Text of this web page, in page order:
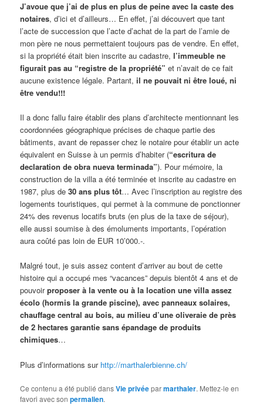
J’avoue que j’ai de plus en plus de peine avec la caste des
notaires, d’ici et d’ailleurs… En effet, j’ai découvert que tant
l’acte de succession que l’acte d’achat de la part de l’amie de
mon père ne nous permettaient toujours pas de vendre. En effet,
si la propriété était bien inscrite au cadastre, l’immeuble ne
figurait pas au “registre de la propriété” et n’avait de ce fait
aucune existence légale. Partant,il ne pouvait ni être loué, ni
être vendu!!!
Il a donc fallu faire établir des plans d’architecte mentionnant les
coordonnées géographique précises de chaque partie des
bâtiments, avant de repasser chez le notaire pour établir un acte
équivalent en Suisse à un permis d’habiter (“escritura de
declaration de obra nueva terminada”). Pour mémoire, la
construction de la villa a été terminée et inscrite au cadastre en
1987, plus de30 ans plus tôt… Avec l’inscription au registre des
logements touristiques, qui permet à la commune de ponctionner
24% des revenus locatifs bruts (en plus de la taxe de séjour),
elle aussi soumise à des émoluments importants, l’opération
aura coûté pas loin de EUR 10’000.-.
Malgré tout, je suis assez content d’arriver au bout de cette
histoire qui a occupé mes “vacances” depuis bientôt 4 ans et de
pouvoirproposer à la vente ou à la location une villa assez
écolo (hormis la grande piscine), avec panneaux solaires,
chauffage central au bois, au milieu d’une oliveraie de près
de 2 hectares garantie sans épandage de produits
chimiques…
Plus d’informations sur http://marthalerbienne.ch/
Ce contenu a été publié dansVie privéeparmarthaler. Mettez-le en
favori avec sonpermalien.